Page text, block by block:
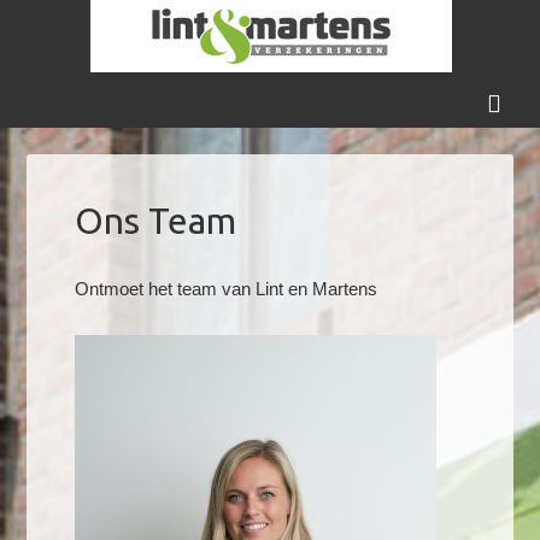
Ons Team
Ontmoet het team van Lint en Martens